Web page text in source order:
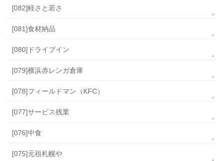
[082]軽さと若さ
[081]食材納品
[080]ドライブイン
[079]横浜赤レンガ倉庫
[078]フィールドマン（KFC）
[077]サービス残業
[076]中食
[075]元祖札幌や